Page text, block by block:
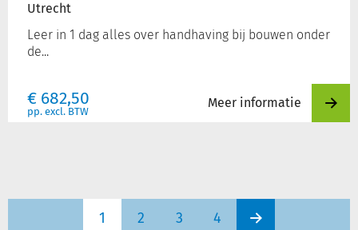
Utrecht
Leer in 1 dag alles over handhaving bij bouwen onder
de...
€ 682,50
pp. excl. BTW
Meer informatie
1 2 3 4